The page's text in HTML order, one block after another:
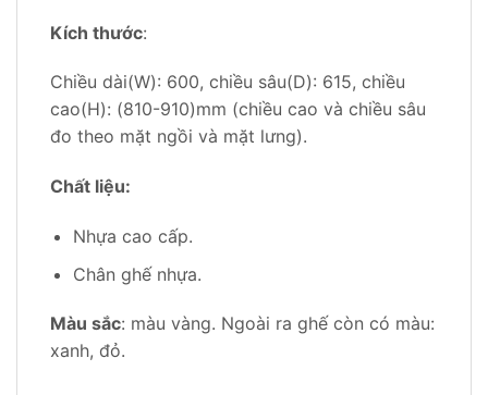
Kích thước:
Chiều dài(W): 600, chiều sâu(D): 615, chiều
cao(H): (810-910)mm (chiều cao và chiều sâu
đo theo mặt ngồi và mặt lưng).
Chất liệu:
Nhựa cao cấp.
Chân ghế nhựa.
Màu sắc: màu vàng. Ngoài ra ghế còn có màu:
xanh, đỏ.